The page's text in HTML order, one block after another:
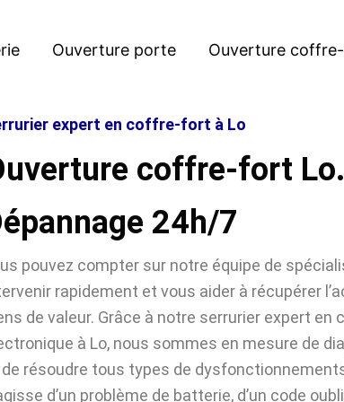
Ouverture porte Ouverture
expert en coffre-fort à Lo
coffre-fort Lo.
24h/7
pouvez compter sur notre équipe de
rapidement et vous aider à récupérer
de valeur. Grâce à notre serrurier expert en
à Lo, nous sommes en mesure de
résoudre tous types de dysfonctionnements,
d’un problème de batterie, d’un code